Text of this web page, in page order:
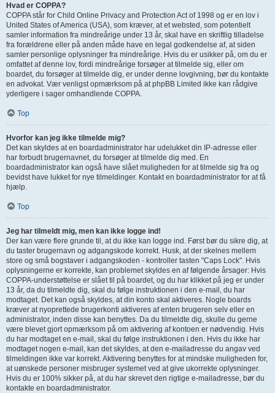
Hvad er COPPA?
COPPA står for Child Online Privacy and Protection Act of 1998 og er en lov i
United States of America (USA), som kræver, at et websted, som potentielt
samler information fra mindreårige under 13 år, skal have en skriftlig tilladelse
fra forældrene eller på anden måde have en legal godkendelse af, at siden
samler personlige oplysninger fra mindreårige. Hvis du er usikker på, om du er
omfattet af denne lov, fordi mindreårige forsøger at tilmelde sig, eller om
boardet, du forsøger at tilmelde dig, er under denne lovgivning, bør du kontakte
en advokat. Vær venligst opmærksom på at phpBB Limited ikke kan rådgive
yderligere i sager omhandlende COPPA.
Top
Hvorfor kan jeg ikke tilmelde mig?
Det kan skyldes at en boardadministrator har udelukket din IP-adresse eller
har forbudt brugernavnet, du forsøger at tilmelde dig med. En
boardadministrator kan også have slået muligheden for at tilmelde sig fra og
bevidst have lukket for nye tilmeldinger. Kontakt en boardadministrator for at få
hjælp.
Top
Jeg har tilmeldt mig, men kan ikke logge ind!
Der kan være flere grunde til, at du ikke kan logge ind. Først bør du sikre dig, at
du taster brugernavn og adgangskode korrekt. Husk, at der skelnes mellem
store og små bogstaver i adgangskoden - kontroller tasten "Caps Lock". Hvis
oplysningerne er korrekte, kan problemet skyldes en af følgende årsager: Hvis
COPPA-understøttelse er slået til på boardet, og du har klikket på jeg er under
13 år, da du tilmeldte dig, skal du følge instruktionen i den e-mail, du har
modtaget. Det kan også skyldes, at din konto skal aktiveres. Nogle boards
kræver at nyoprettede brugerkonti aktiveres af enten brugeren selv eller en
administrator, inden disse kan benyttes. Da du tilmeldte dig, skulle du gerne
være blevet gjort opmærksom på om aktivering af kontoen er nødvendig. Hvis
du har modtaget en e-mail, skal du følge instruktionen i den. Hvis du ikke har
modtaget nogen e-mail, kan det skyldes, at den e-mailadresse du angav ved
tilmeldingen ikke var korrekt. Aktivering benyttes for at mindske muligheden for,
at uønskede personer misbruger systemet ved at give ukorrekte oplysninger.
Hvis du er 100% sikker på, at du har skrevet den rigtige e-mailadresse, bør du
kontakte en boardadministrator.